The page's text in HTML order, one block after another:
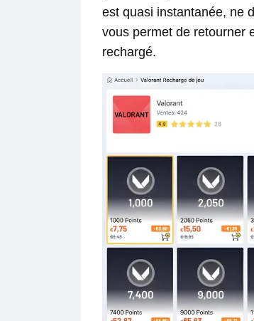
est quasi instantanée, ne
vous permet de retourner
rechargé.